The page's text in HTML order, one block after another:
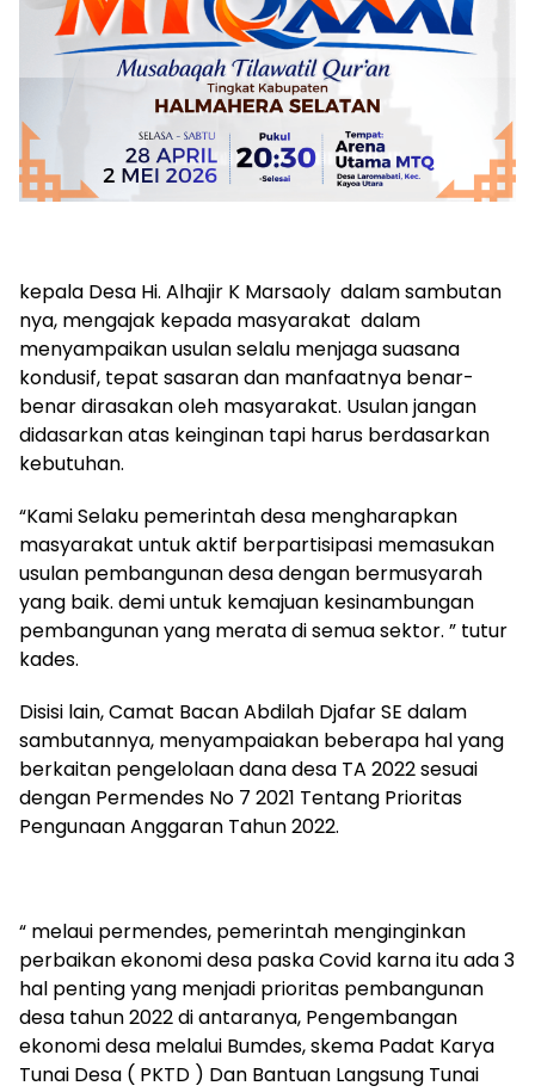
kepala Desa Hi. Alhajir K Marsaoly dalam sambutan
nya, mengajak kepada masyarakat dalam
menyampaikan usulan selalu menjaga suasana
kondusif, tepat sasaran dan manfaatnya benar-
benar dirasakan oleh masyarakat. Usulan jangan
didasarkan atas keinginan tapi harus berdasarkan
kebutuhan.
“Kami Selaku pemerintah desa mengharapkan
masyarakat untuk aktif berpartisipasi memasukan
usulan pembangunan desa dengan bermusyarah
yang baik. demi untuk kemajuan kesinambungan
pembangunan yang merata di semua sektor. ” tutur
kades.
Disisi lain, Camat Bacan Abdilah Djafar SE dalam
sambutannya, menyampaiakan beberapa hal yang
berkaitan pengelolaan dana desa TA 2022 sesuai
dengan Permendes No 7 2021 Tentang Prioritas
Pengunaan Anggaran Tahun 2022.
“ melaui permendes, pemerintah menginginkan
perbaikan ekonomi desa paska Covid karna itu ada 3
hal penting yang menjadi prioritas pembangunan
desa tahun 2022 di antaranya, Pengembangan
ekonomi desa melalui Bumdes, skema Padat Karya
Tunai Desa ( PKTD ) Dan Bantuan Langsung Tunai